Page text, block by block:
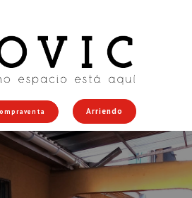
Arriendo